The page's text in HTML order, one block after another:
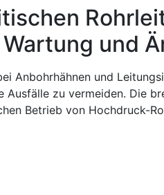
und
Anbohrhähnen und
zu vermeiden. Die
Betrieb von Hochdruck-